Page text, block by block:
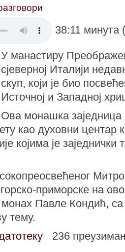
38:11
У манастиру
сјеверној Италији
скуп, који је био
Источној и Западној
Ова монашка заједница
као духовни центар
којима је
приморске на
монах Павле Кондић,
тему.
236